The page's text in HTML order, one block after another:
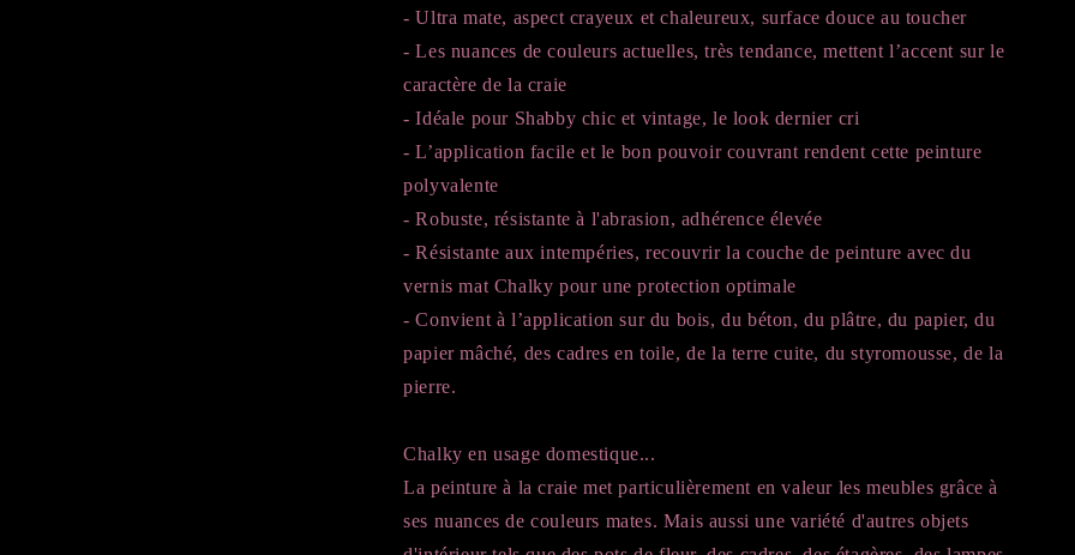
- Ultra mate, aspect crayeux et chaleureux, surface douce au toucher
- Les nuances de couleurs actuelles, très tendance, mettent l’accent sur le
caractère de la craie
- Idéale pour Shabby chic et vintage, le look dernier cri
- L’application facile et le bon pouvoir couvrant rendent cette peinture
polyvalente
- Robuste, résistante à l'abrasion, adhérence élevée
- Résistante aux intempéries, recouvrir la couche de peinture avec du
vernis mat Chalky pour une protection optimale
- Convient à l’application sur du bois, du béton, du plâtre, du papier, du
papier mâché, des cadres en toile, de la terre cuite, du styromousse, de la
pierre.
Chalky en usage domestique...
La peinture à la craie met particulièrement en valeur les meubles grâce à
ses nuances de couleurs mates. Mais aussi une variété d'autres objets